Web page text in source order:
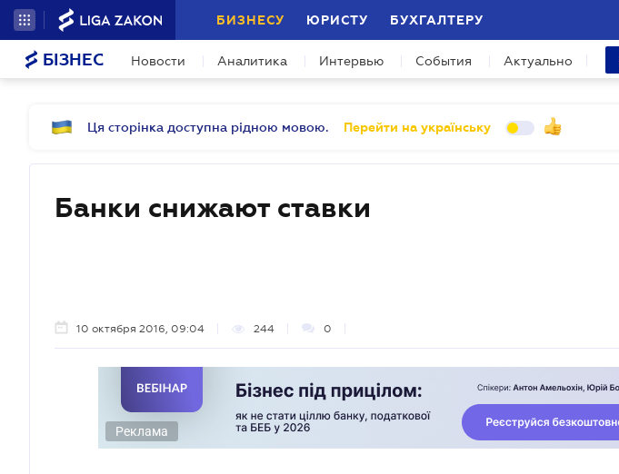
БИЗНЕСУ ЮРИСТУ БУХГАЛТЕРУ
БІЗНЕС Новости Аналитика Интервью События Актуально
Ця сторінка доступна рідною мовою. Перейти на українську
Банки снижают ставки
10 октября 2016, 09:04 244 0
Реклама